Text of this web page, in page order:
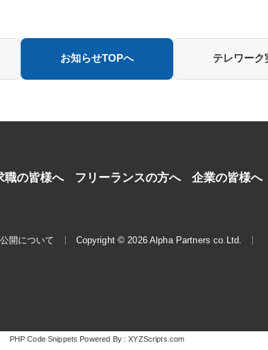
お知らせTOPへ テレワー
職の皆様へ フリーランスの方へ 企業の皆様へ
開について Copyright © 2026 Alpha Partners co.Ltd.
PHP Code Snippets Powered By :XYZScripts.com